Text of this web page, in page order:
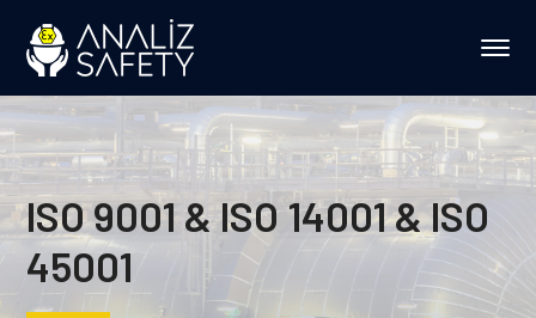
ISO 9001 & ISO 14001 & ISO
45001